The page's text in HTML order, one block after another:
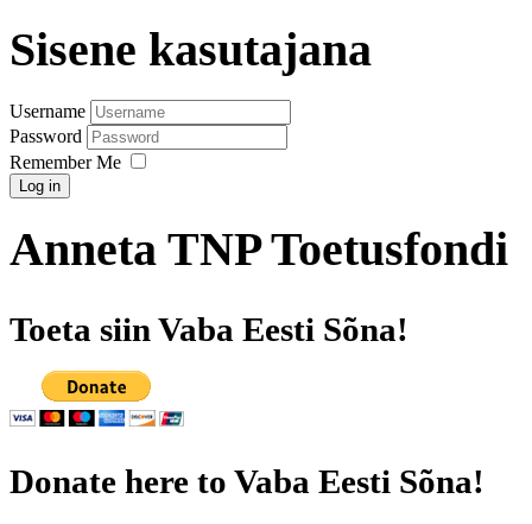
Sisene kasutajana
Username
Password
Remember Me
Log in
Anneta TNP Toetusfondi
Toeta siin Vaba Eesti Sõna!
Donate here to Vaba Eesti Sõna!